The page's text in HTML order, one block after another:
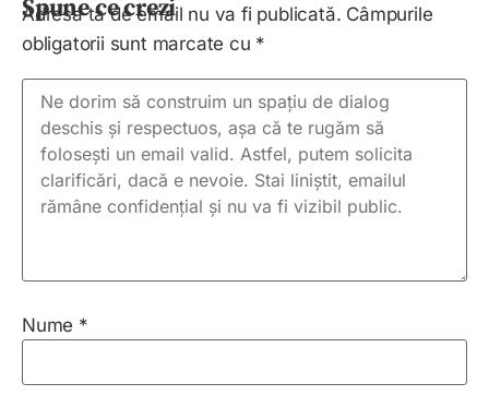
Spune ce crezi
Adresa ta de email nu va fi publicată. Câmpurile
obligatorii sunt marcate cu *
Nume *